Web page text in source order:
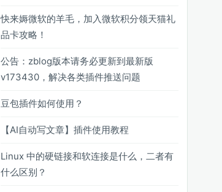
快来媷微软的羊毛，加入微软积分领天猫礼
品卡攻略！
公告：zblog版本请务必更新到最新版
v173430，解决各类插件推送问题
豆包插件如何使用？
【AI自动写文章】插件使用教程
Linux 中的硬链接和软连接是什么，二者有
什么区别？